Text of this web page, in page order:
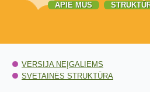
APIE MUS
VERSIJA NEĮGALIEMS
SVETAINĖS STRUKTŪRA